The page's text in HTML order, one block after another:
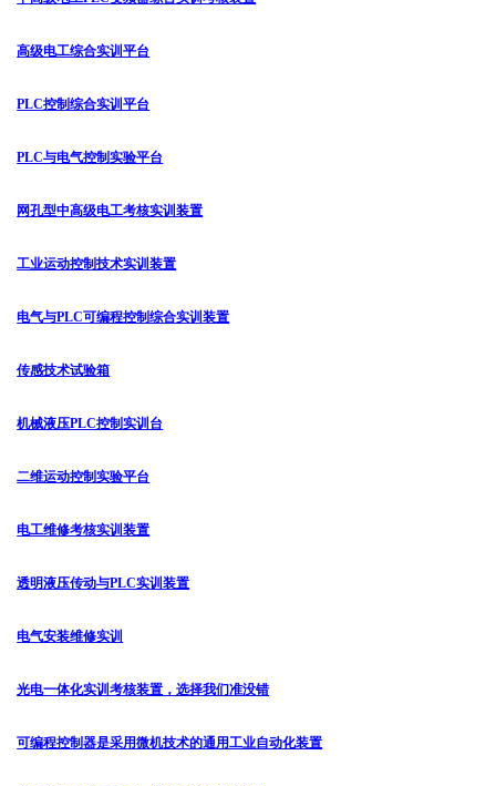
高级电工综合实训平台
PLC控制综合实训平台
PLC与电气控制实验平台
网孔型中高级电工考核实训装置
工业运动控制技术实训装置
电气与PLC可编程控制综合实训装置
传感技术试验箱
机械液压PLC控制实训台
二维运动控制实验平台
电工维修考核实训装置
透明液压传动与PLC实训装置
电气安装维修实训
光电一体化实训考核装置，选择我们准没错
可编程控制器是采用微机技术的通用工业自动化装置